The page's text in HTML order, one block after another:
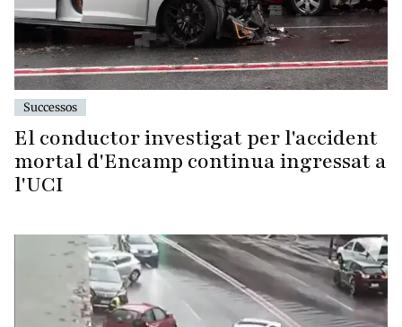
Successos
El conductor investigat per l'accident
mortal d'Encamp continua ingressat a
l'UCI